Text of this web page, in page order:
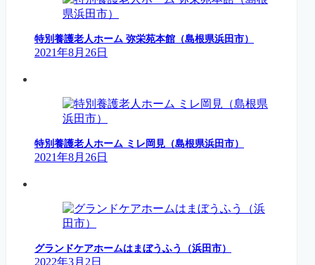
特別養護老人ホーム 弥栄苑本館（島根県浜田市）
2021年8月26日
特別養護老人ホーム ミレ岡見（島根県浜田市）
2021年8月26日
グランドケアホームはまぼうふう（浜田市）
2022年3月2日